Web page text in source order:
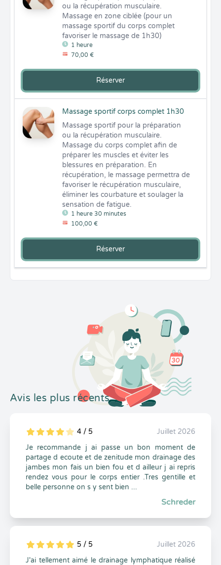
1 heure
70,00 €
ou la récupération musculaire.
Massage en zone ciblée (pour un
massage sportif du corps complet
favoriser le massage de 1h30)
Réserver
Massage sportif corps complet 1h30
1 heure 30 minutes
100,00 €
Massage sportif pour la préparation
ou la récupération musculaire.
Massage du corps complet afin de
préparer les muscles et éviter les
blessures en préparation. En
récupération, le massage permettra de
favoriser le récupération musculaire,
éliminer les courbature et soulager la
sensation de fatigue.
Réserver
Avis les plus récents
5
1
4
0 4 / 5
Juillet 2026
Je recommande j ai passe un bon moment de
partage d ecoute et de zenitude mon drainage des
jambes mon fais un bien fou et d ailleur j ai repris
rendez vous pour le corps entier .Tres gentille et
belle personne on s y sent bien ...
Schreder
5
1
5
0 5 / 5
Juillet 2026
J'ai tellement aimé le drainage lymphatique réalisé